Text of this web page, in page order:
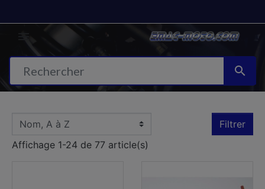

Filtrer
Affichage 1-24 de 77 article(s)